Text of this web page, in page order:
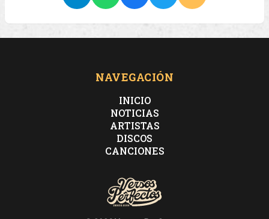
NAVEGACIÓN
INICIO
NOTICIAS
ARTISTAS
DISCOS
CANCIONES